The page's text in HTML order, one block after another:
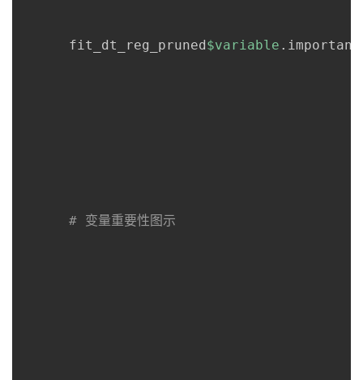
      fit_dt_reg_pruned
$variable
# 变量重要性图示